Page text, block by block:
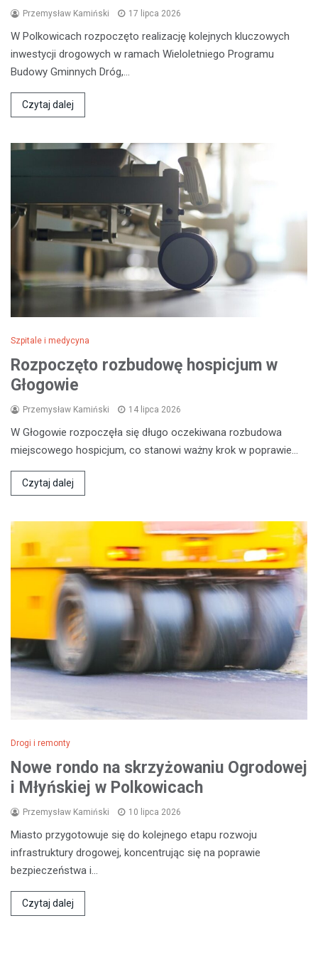
Przemysław Kamiński 17 lipca 2026
W Polkowicach rozpoczęto realizację kolejnych kluczowych
inwestycji drogowych w ramach Wieloletniego Programu
Budowy Gminnych Dróg,…
Czytaj dalej
Szpitale i medycyna
Rozpoczęto rozbudowę hospicjum w
Głogowie
Przemysław Kamiński 14 lipca 2026
W Głogowie rozpoczęła się długo oczekiwana rozbudowa
miejscowego hospicjum, co stanowi ważny krok w poprawie…
Czytaj dalej
Drogi i remonty
Nowe rondo na skrzyżowaniu Ogrodowej
i Młyńskiej w Polkowicach
Przemysław Kamiński 10 lipca 2026
Miasto przygotowuje się do kolejnego etapu rozwoju
infrastruktury drogowej, koncentrując się na poprawie
bezpieczeństwa i…
Czytaj dalej